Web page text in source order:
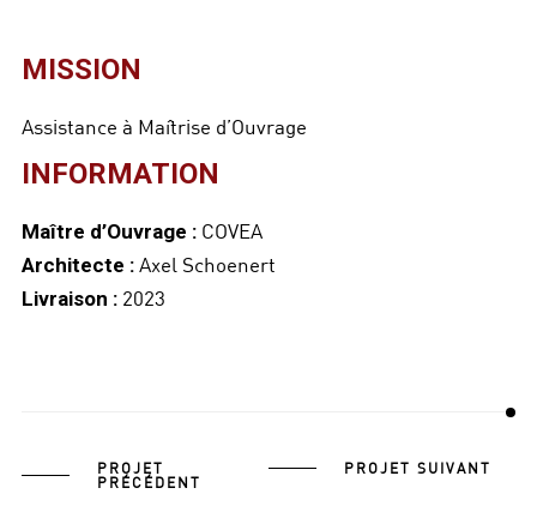
MISSION
Assistance à Maîtrise d’Ouvrage
INFORMATION
Maître d’Ouvrage : COVEA
Architecte : Axel Schoenert
Livraison : 2023
PROJET
PRÉCÉDENT
PROJET SUIVANT